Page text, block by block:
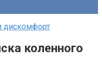
дискомфорт
коленного